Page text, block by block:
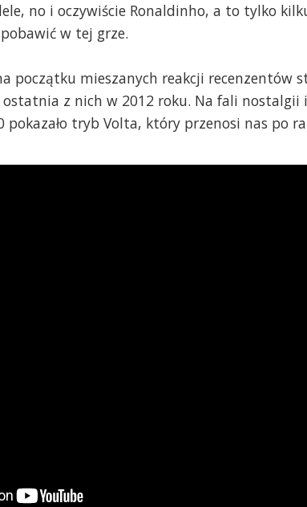
no i oczywiście Ronaldinho, a to tylko
w tej grze.
początku mieszanych reakcji recenzentów
ostatnia z nich w 2012 roku. Na fali nostalgii
pokazało tryb Volta, który przenosi nas po